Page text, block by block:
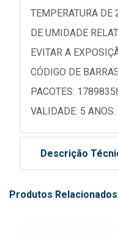
TEMPERATURA DE
DE UMIDADE
EVITAR A
CÓDIGO DE
PACOTES:
VALIDADE: 5 ANOS.
Descrição
Produtos Relacionados